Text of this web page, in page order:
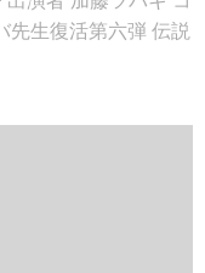
先生復活第六弾 伝説